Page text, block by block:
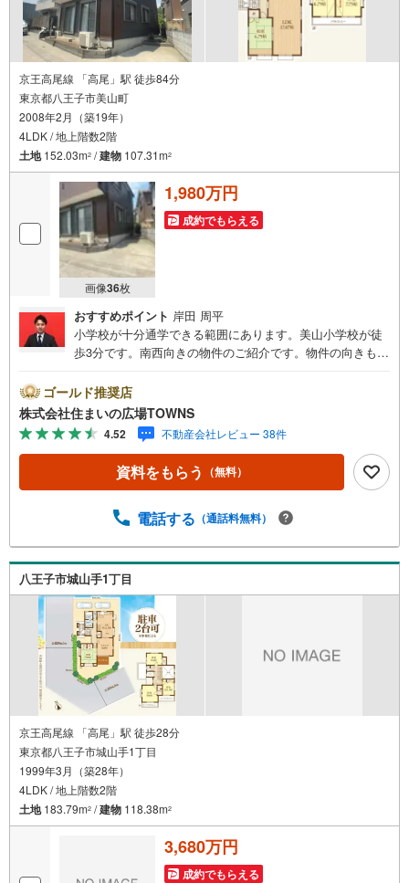
京王高尾線 「高尾」駅 徒歩84分
東京都八王子市美山町
2008年2月（築19年）
4LDK / 地上階数2階
土地152.03m2 /建物 107.31m2
画像36枚
1,980万円
成約でもらえる
おすすめポイント 岸田 周平
小学校が十分通学できる範囲にあります。美山小学校が徒
歩3分です。南西向きの物件のご紹介です。物件の向きも確
間帯を気にする事がありません。家族におすすめな4LDK。
設備も充実しています。建物面積が107.31平米でご家族で
の生活にも十分な広さの物件はこちらです。開放感のある
吹抜けがとても好評です。経済的なメリットも大きい、中
古の戸建て物件となっております。【年中無休/9:00～21:0
0】人気物件は特にお問い合わせが集中するため、お早めに
約頂くとご見学がスムーズです。■その他、各種ご相談も承
ュレーション■住まいの広場TOWNSからお客様へ経験豊富
なスタッフが親身になってお客様に合った物件をご紹介さ
せて頂きます！ /他社様掲載物件も併せてご紹介可能ですの
でお気軽にお問い合わせ下さい♪駐車場もございますの
で、お車でのお越しも大歓迎です！
ゴールド推奨店
株式会社住まいの広場TOWNS
4.52 不動産会社レビュー 38件
資料をもらう （無料）
電話する （通話料無料）
八王子市城山手1丁目
京王高尾線 「高尾」駅 徒歩28分
東京都八王子市城山手1丁目
1999年3月（築28年）
4LDK / 地上階数2階
土地183.79m2 /建物 118.38m2
3,680万円
成約でもらえる